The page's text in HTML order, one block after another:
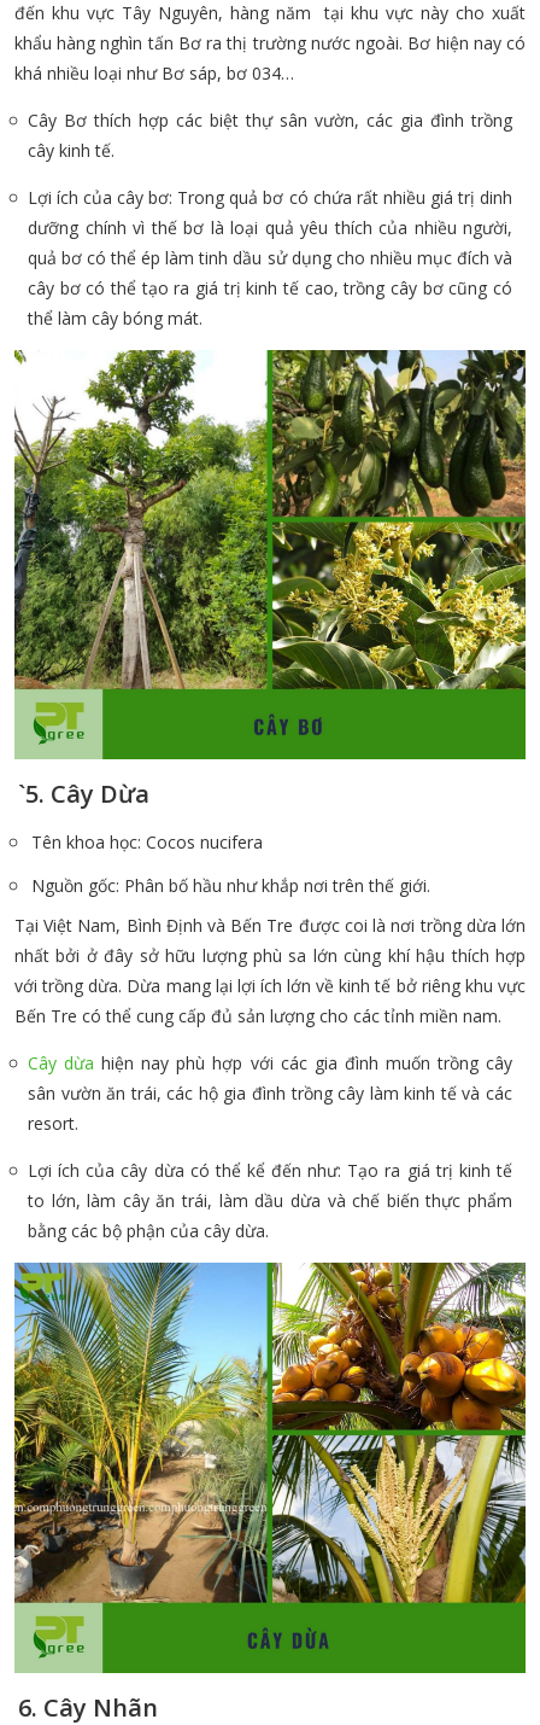
đến khu vực Tây Nguyên, hàng năm tại khu vực này cho xuất
khẩu hàng nghìn tấn Bơ ra thị trường nước ngoài. Bơ hiện nay có
khá nhiều loại như Bơ sáp, bơ 034…
Cây Bơ thích hợp các biệt thự sân vườn, các gia đình trồng
cây kinh tế.
Lợi ích của cây bơ: Trong quả bơ có chứa rất nhiều giá trị dinh
dưỡng chính vì thế bơ là loại quả yêu thích của nhiều người,
quả bơ có thể ép làm tinh dầu sử dụng cho nhiều mục đích và
cây bơ có thể tạo ra giá trị kinh tế cao, trồng cây bơ cũng có
thể làm cây bóng mát.
`5. Cây Dừa
Tên khoa học: Cocos nucifera
Nguồn gốc: Phân bố hầu như khắp nơi trên thế giới.
Tại Việt Nam, Bình Định và Bến Tre được coi là nơi trồng dừa lớn
nhất bởi ở đây sở hữu lượng phù sa lớn cùng khí hậu thích hợp
với trồng dừa. Dừa mang lại lợi ích lớn về kinh tế bở riêng khu vực
Bến Tre có thể cung cấp đủ sản lượng cho các tỉnh miền nam.
Cây dừa hiện nay phù hợp với các gia đình muốn trồng cây
sân vườn ăn trái, các hộ gia đình trồng cây làm kinh tế và các
resort.
Lợi ích của cây dừa có thể kể đến như: Tạo ra giá trị kinh tế
to lớn, làm cây ăn trái, làm dầu dừa và chế biến thực phẩm
bằng các bộ phận của cây dừa.
6. Cây Nhãn